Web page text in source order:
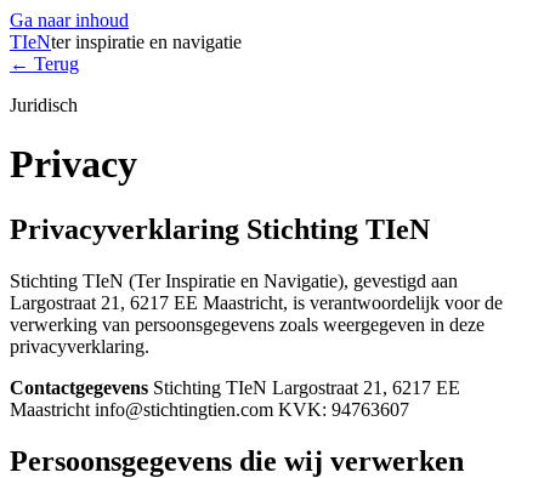
Ga naar inhoud
TIeNter inspiratie en navigatie
← Terug
Juridisch
Privacy
Privacyverklaring Stichting TIeN
Stichting TIeN (Ter Inspiratie en Navigatie), gevestigd aan
Largostraat 21, 6217 EE Maastricht, is verantwoordelijk voor de
verwerking van persoonsgegevens zoals weergegeven in deze
privacyverklaring.
Contactgegevens Stichting TIeN Largostraat 21, 6217 EE
Maastricht info@stichtingtien.com KVK: 94763607
Persoonsgegevens die wij verwerken